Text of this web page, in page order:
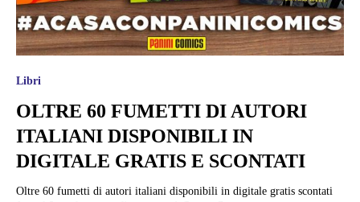
Libri
OLTRE 60 FUMETTI DI AUTORI
ITALIANI DISPONIBILI IN
DIGITALE GRATIS E SCONTATI
Oltre 60 fumetti di autori italiani disponibili in digitale gratis scontati